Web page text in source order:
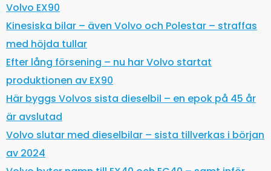
Volvo EX90
Kinesiska bilar – även Volvo och Polestar – straffas
med höjda tullar
Efter lång försening – nu har Volvo startat
produktionen av EX90
Här byggs Volvos sista dieselbil – en epok på 45 år
är avslutad
Volvo slutar med dieselbilar – sista tillverkas i början
av 2024